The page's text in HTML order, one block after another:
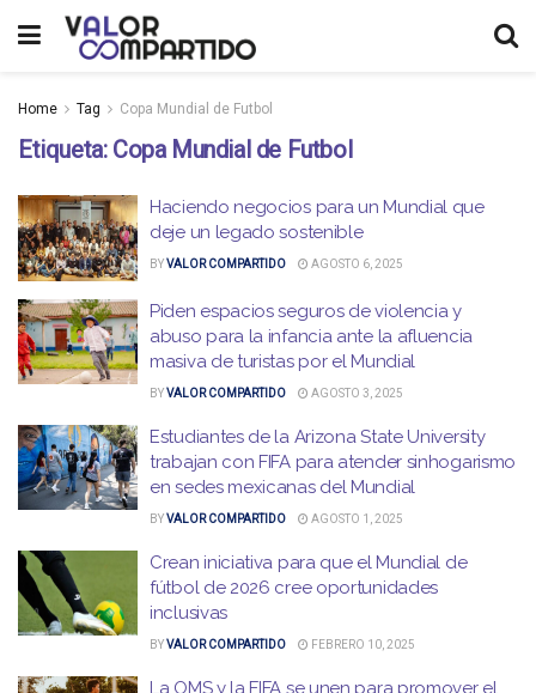
Home Tag Copa Mundial de Futbol
Etiqueta: Copa Mundial de Futbol
Haciendo negocios para un Mundial que
deje un legado sostenible
BYVALOR COMPARTIDO AGOSTO 6, 2025
Piden espacios seguros de violencia y
abuso para la infancia ante la afluencia
masiva de turistas por el Mundial
BYVALOR COMPARTIDO AGOSTO 3, 2025
Estudiantes de la Arizona State University
trabajan con FIFA para atender sinhogarismo
en sedes mexicanas del Mundial
BYVALOR COMPARTIDO AGOSTO 1, 2025
Crean iniciativa para que el Mundial de
fútbol de 2026 cree oportunidades
inclusivas
BYVALOR COMPARTIDO FEBRERO 10, 2025
La OMS y la FIFA se unen para promover el